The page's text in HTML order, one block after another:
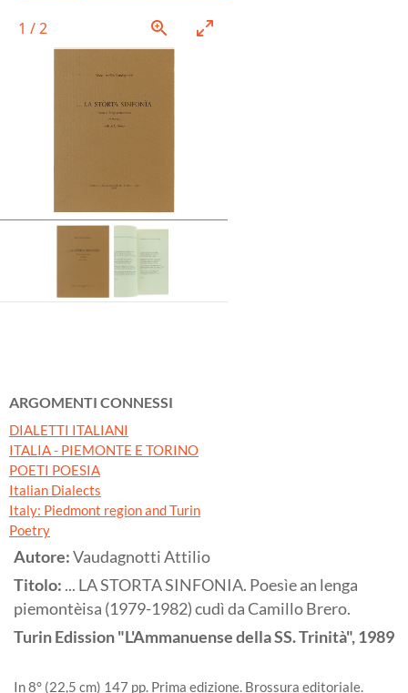
1 /2
ARGOMENTI CONNESSI
DIALETTI ITALIANI
ITALIA - PIEMONTE E TORINO
POETI POESIA
Italian Dialects
Italy: Piedmont region and Turin
Poetry
Autore:Vaudagnotti Attilio
Titolo: ... LA STORTA SINFONIA. Poesìe an lenga
piemontèisa (1979-1982) cudì da Camillo Brero.
TurinEdission "L'Ammanuense della SS. Trinità",1989
In 8° (22,5 cm) 147 pp. Prima edizione. Brossura editoriale.